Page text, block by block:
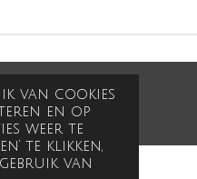
van cookies
en op
weer te
te klikken,
van